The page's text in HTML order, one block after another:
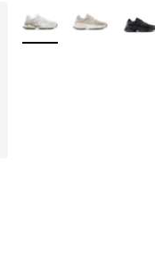
Weitere Farben